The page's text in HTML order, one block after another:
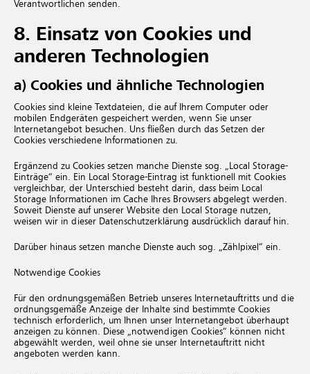
Verantwortlichen senden.
8. Einsatz von Cookies und
anderen Technologien
a) Cookies und ähnliche Technologien
Cookies sind kleine Textdateien, die auf Ihrem Computer oder
mobilen Endgeräten gespeichert werden, wenn Sie unser
Internetangebot besuchen. Uns fließen durch das Setzen der
Cookies verschiedene Informationen zu.
Ergänzend zu Cookies setzen manche Dienste sog. „Local Storage-
Einträge“ ein. Ein Local Storage-Eintrag ist funktionell mit Cookies
vergleichbar, der Unterschied besteht darin, dass beim Local
Storage Informationen im Cache Ihres Browsers abgelegt werden.
Soweit Dienste auf unserer Website den Local Storage nutzen,
weisen wir in dieser Datenschutzerklärung ausdrücklich darauf hin.
Darüber hinaus setzen manche Dienste auch sog. „Zählpixel“ ein.
Notwendige Cookies
Für den ordnungsgemäßen Betrieb unseres Internetauftritts und die
ordnungsgemäße Anzeige der Inhalte sind bestimmte Cookies
technisch erforderlich, um Ihnen unser Internetangebot überhaupt
anzeigen zu können. Diese „notwendigen Cookies“ können nicht
abgewählt werden, weil ohne sie unser Internetauftritt nicht
angeboten werden kann.